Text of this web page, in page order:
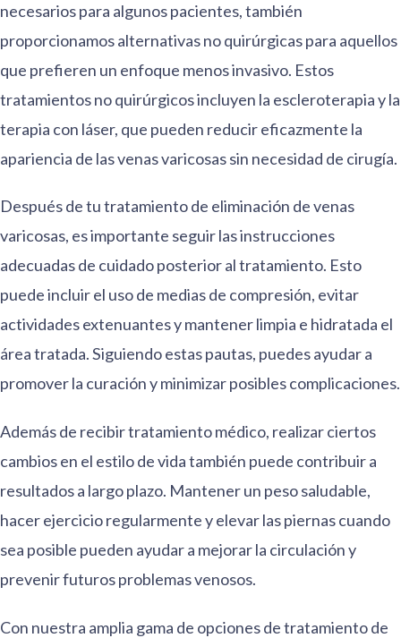
necesarios para algunos pacientes, también
proporcionamos alternativas no quirúrgicas para aquellos
que prefieren un enfoque menos invasivo. Estos
tratamientos no quirúrgicos incluyen la escleroterapia y la
terapia con láser, que pueden reducir eficazmente la
apariencia de las venas varicosas sin necesidad de cirugía.
Después de tu tratamiento de eliminación de venas
varicosas, es importante seguir las instrucciones
adecuadas de cuidado posterior al tratamiento. Esto
puede incluir el uso de medias de compresión, evitar
actividades extenuantes y mantener limpia e hidratada el
área tratada. Siguiendo estas pautas, puedes ayudar a
promover la curación y minimizar posibles complicaciones.
Además de recibir tratamiento médico, realizar ciertos
cambios en el estilo de vida también puede contribuir a
resultados a largo plazo. Mantener un peso saludable,
hacer ejercicio regularmente y elevar las piernas cuando
sea posible pueden ayudar a mejorar la circulación y
prevenir futuros problemas venosos.
Con nuestra amplia gama de opciones de tratamiento de